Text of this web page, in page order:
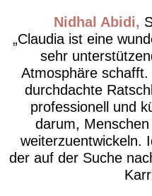
Nidhal Abidi
Claudia ist eine
sehr
Atmosphäre
durchdachte
professionell und
darum,
weiterzuentwickeln.
der auf der Suche